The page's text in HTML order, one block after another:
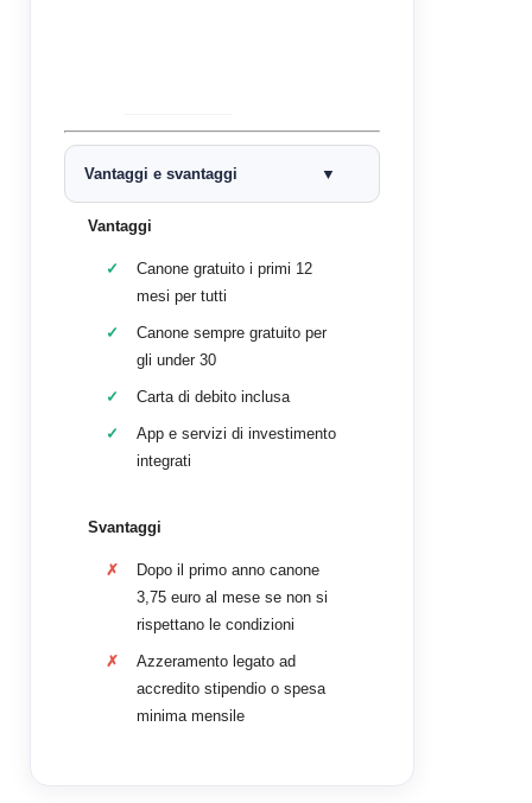
Vantaggi e svantaggi
Vantaggi
Canone gratuito i primi 12
mesi per tutti
Canone sempre gratuito per
gli under 30
Carta di debito inclusa
App e servizi di investimento
integrati
Svantaggi
Dopo il primo anno canone
3,75 euro al mese se non si
rispettano le condizioni
Azzeramento legato ad
accredito stipendio o spesa
minima mensile